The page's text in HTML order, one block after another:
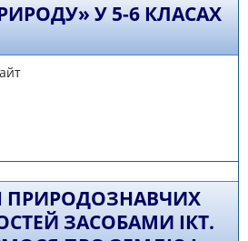
У 5-6 КЛАСАХ
природу» у 5-6 класах "
ЗАСОБАМИ ІКТ.